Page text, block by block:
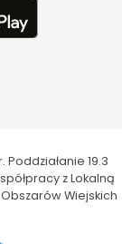
19.3
z Lokalną
Wiejskich